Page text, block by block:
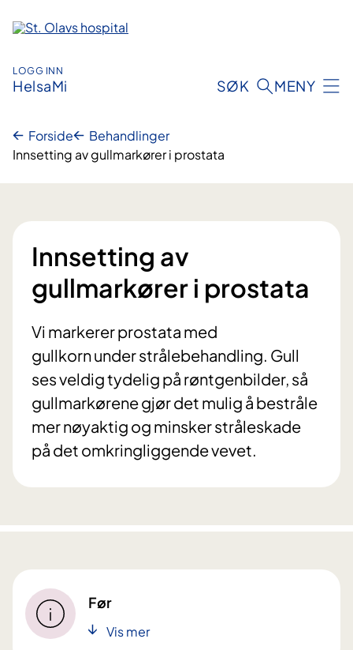
innhold
LOGG INN
HelsaMi SØK MENY
Forside
Behandlinger
Innsetting av gullmarkører i prostata
Innsetting av
gullmarkører i prostata
Vi markerer prostata med
gullkorn under strålebehandling. Gull
ses veldig tydelig på røntgenbilder, så
gullmarkørene gjør det mulig å bestråle
mer nøyaktig og minsker stråleskade
på det omkringliggende vevet.
Før
Vis mer